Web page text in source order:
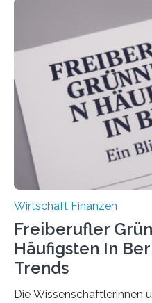
Bundesverbands
durchgeführt haben. Die
Antworten von 1.440
Ergebnis: Deutlich mehr
über 50 Jahre alt und wird
Nachfolgeregelung
bereits Regelungen…
Wirtschaft Finanzen
Freiberufler
Häufigsten In
Trends
Die Wissenschaftlerinnen